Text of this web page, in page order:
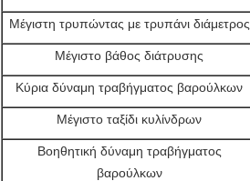
Μέγιστη τρυπώντας με τρυπάνι διάμετρος
Μέγιστο βάθος διάτρυσης
Κύρια δύναμη τραβήγματος βαρούλκων
Μέγιστο ταξίδι κυλίνδρων
Βοηθητική δύναμη τραβήγματος
βαρούλκων